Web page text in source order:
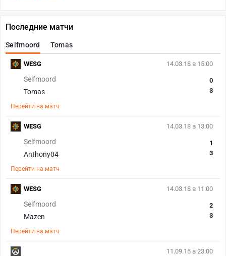
Последние матчи
Selfmoord Tomas
14.03.18 в 15:00
Selfmoord
Tomas
0
3
Перейти на матч
WESG
14.03.18 в 13:00
Selfmoord
Anthony04
1
3
Перейти на матч
WESG
14.03.18 в 11:00
Selfmoord
Mazen
2
3
Перейти на матч
WESG
11.09.16 в 23:00